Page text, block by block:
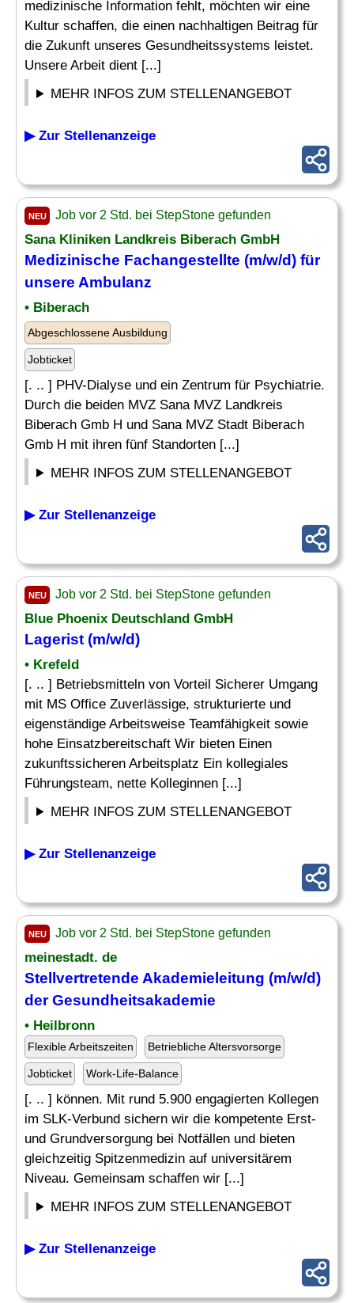
medizinische Information fehlt, möchten wir eine
Kultur schaffen, die einen nachhaltigen Beitrag für
die Zukunft unseres Gesundheitssystems leistet.
Unsere Arbeit dient [...]
MEHR INFOS ZUM STELLENANGEBOT
▶ Zur Stellenanzeige
NEU Job vor 2 Std. bei StepStone gefunden
Sana Kliniken Landkreis Biberach GmbH
Medizinische Fachangestellte (m/w/d) für
unsere Ambulanz
• Biberach
Abgeschlossene Ausbildung
Jobticket
[. .. ] PHV-Dialyse und ein Zentrum für Psychiatrie.
Durch die beiden MVZ Sana MVZ Landkreis
Biberach Gmb H und Sana MVZ Stadt Biberach
Gmb H mit ihren fünf Standorten [...]
MEHR INFOS ZUM STELLENANGEBOT
▶ Zur Stellenanzeige
NEU Job vor 2 Std. bei StepStone gefunden
Blue Phoenix Deutschland GmbH
Lagerist (m/w/d)
• Krefeld
[. .. ] Betriebsmitteln von Vorteil Sicherer Umgang
mit MS Office Zuverlässige, strukturierte und
eigenständige Arbeitsweise Teamfähigkeit sowie
hohe Einsatzbereitschaft Wir bieten Einen
zukunftssicheren Arbeitsplatz Ein kollegiales
Führungsteam, nette Kolleginnen [...]
MEHR INFOS ZUM STELLENANGEBOT
▶ Zur Stellenanzeige
NEU Job vor 2 Std. bei StepStone gefunden
meinestadt. de
Stellvertretende Akademieleitung (m/w/d)
der Gesundheitsakademie
• Heilbronn
Flexible Arbeitszeiten Betriebliche Altersvorsorge
Jobticket Work-Life-Balance
[. .. ] können. Mit rund 5.900 engagierten Kollegen
im SLK-Verbund sichern wir die kompetente Erst-
und Grundversorgung bei Notfällen und bieten
gleichzeitig Spitzenmedizin auf universitärem
Niveau. Gemeinsam schaffen wir [...]
MEHR INFOS ZUM STELLENANGEBOT
▶ Zur Stellenanzeige